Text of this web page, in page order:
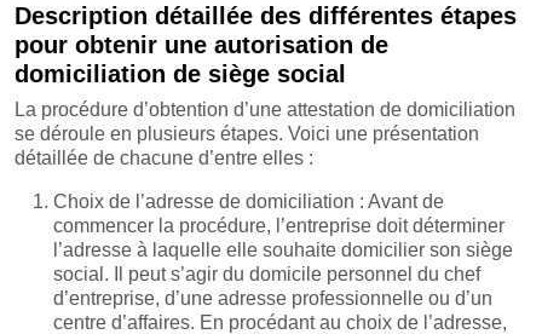
Description détaillée des différentes étapes
pour obtenir une autorisation de
domiciliation de siège social
La procédure d’obtention d’une attestation de domiciliation
se déroule en plusieurs étapes. Voici une présentation
détaillée de chacune d’entre elles :
Choix de l’adresse de domiciliation : Avant de
commencer la procédure, l’entreprise doit déterminer
l’adresse à laquelle elle souhaite domicilier son siège
social. Il peut s’agir du domicile personnel du chef
d’entreprise, d’une adresse professionnelle ou d’un
centre d’affaires. En procédant au choix de l’adresse,